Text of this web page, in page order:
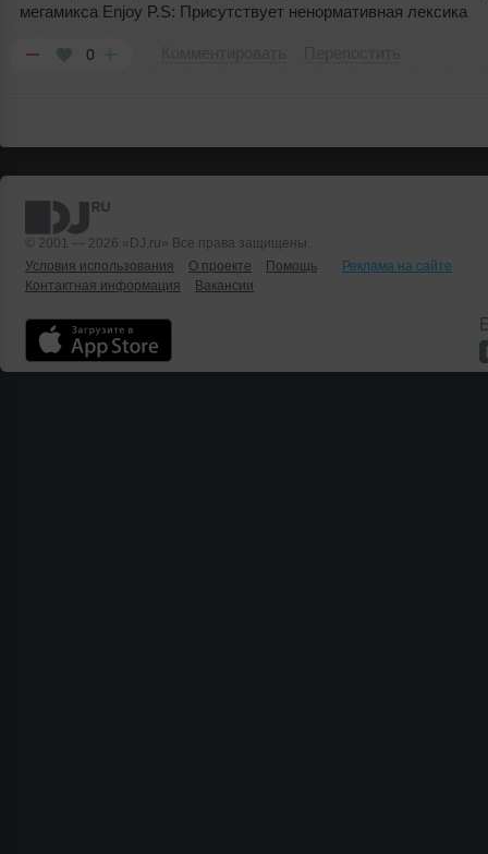
мегамикса Enjoy P.S: Присутствует ненормативная лексика
0
© 2001 — 2026 «DJ.ru» Все права защищены.
Условия использования
О проекте Помощь
Реклама на сайте
Контактная информация
Вакансии